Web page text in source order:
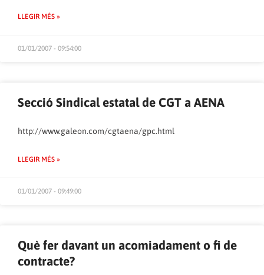
LLEGIR MÉS »
01/01/2007 - 09:54:00
Secció Sindical estatal de CGT a AENA
http://www.galeon.com/cgtaena/gpc.html
LLEGIR MÉS »
01/01/2007 - 09:49:00
Què fer davant un acomiadament o fi de
contracte?